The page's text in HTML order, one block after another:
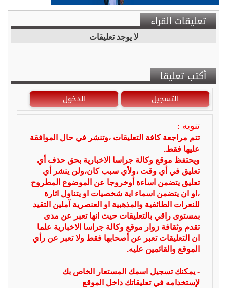
تعليقات القراء
لا يوجد تعليقات
أكتب تعليقا
التسجيل الدخول
تنويه :
تتم مراجعة كافة التعليقات ،وتنشر في حال الموافقة
عليها فقط.
ويحتفظ موقع وكالة جراسا الاخبارية بحق حذف أي
تعليق في أي وقت ،ولأي سبب كان،ولن ينشر أي
تعليق يتضمن اساءة أوخروجا عن الموضوع المطروح
،او ان يتضمن اسماء اية شخصيات او يتناول اثارة
للنعرات الطائفية والمذهبية او العنصرية آملين التقيد
بمستوى راقي بالتعليقات حيث انها تعبر عن مدى
تقدم وثقافة زوار موقع وكالة جراسا الاخبارية علما
ان التعليقات تعبر عن أصحابها فقط ولا تعبر عن رأي
الموقع والقائمين عليه.
- يمكنك تسجيل اسمك المستعار الخاص بك
لإستخدامه في تعليقاتك داخل الموقع